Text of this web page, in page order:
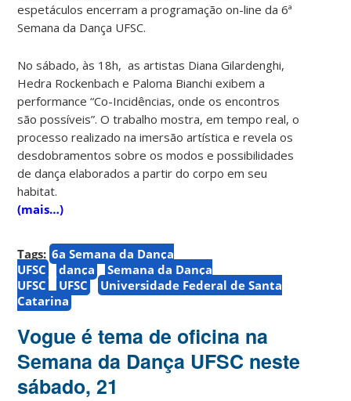
espetáculos encerram a programação on-line da 6ª
Semana da Dança UFSC.
No sábado, às 18h, as artistas Diana Gilardenghi,
Hedra Rockenbach e Paloma Bianchi exibem a
performance “Co-Incidências, onde os encontros
são possíveis”. O trabalho mostra, em tempo real, o
processo realizado na imersão artística e revela os
desdobramentos sobre os modos e possibilidades
de dança elaborados a partir do corpo em seu
habitat.
(mais…)
Tags: 6a Semana da Dança
UFSC
dança
Semana da Dança
UFSC
UFSC
Universidade Federal de Santa
Catarina
Vogue é tema de oficina na
Semana da Dança UFSC neste
sábado, 21